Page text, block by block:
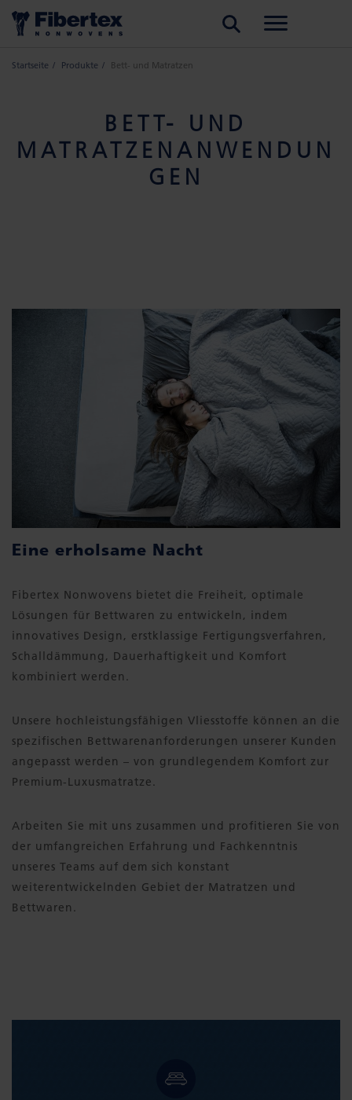
Startseite Produkte Bett- und Matratzen
BETT- UND
MATRATZENANWENDUN
GEN
Eine erholsame Nacht
Fibertex Nonwovens bietet die Freiheit, optimale
Lösungen für Bettwaren zu entwickeln, indem
innovatives Design, erstklassige Fertigungsverfahren,
Schalldämmung, Dauerhaftigkeit und Komfort
kombiniert werden.
Unsere hochleistungsfähigen Vliesstoffe können an die
spezifischen Bettwarenanforderungen unserer Kunden
angepasst werden – von grundlegendem Komfort zur
Premium-Luxusmatratze.
Arbeiten Sie mit uns zusammen und profitieren Sie von
der umfangreichen Erfahrung und Fachkenntnis
unseres Teams auf dem sich konstant
weiterentwickelnden Gebiet der Matratzen und
Bettwaren.